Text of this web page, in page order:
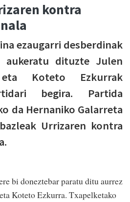
kontra
ezaugarri desberdinak
dituzte Julen
Koteto Ezkurrak
begira. Partida
da Hernaniko Galarreta
Urrizaren kontra
bi doneztebar paratu ditu aurrez
Koteto Ezkurra. Txapelketako